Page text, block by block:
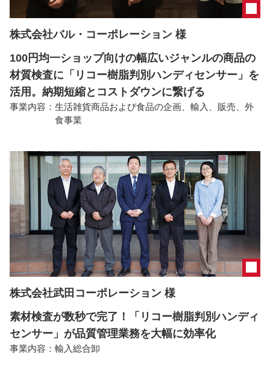
株式会社バル・コーポレーション 様
100円均一ショップ向けの幅広いジャンルの商品の
材質検査に「リコー樹脂判別ハンディセンサー」を
活用。納期短縮とコストダウンに繋げる
事業内容： 生活雑貨商品および食品の企画、輸入、販売、外
食事業
株式会社武田コーポレーション 様
素材検査が数秒で完了！「リコー樹脂判別ハンディ
センサー」が品質管理業務を大幅に効率化
事業内容： 輸入総合卸